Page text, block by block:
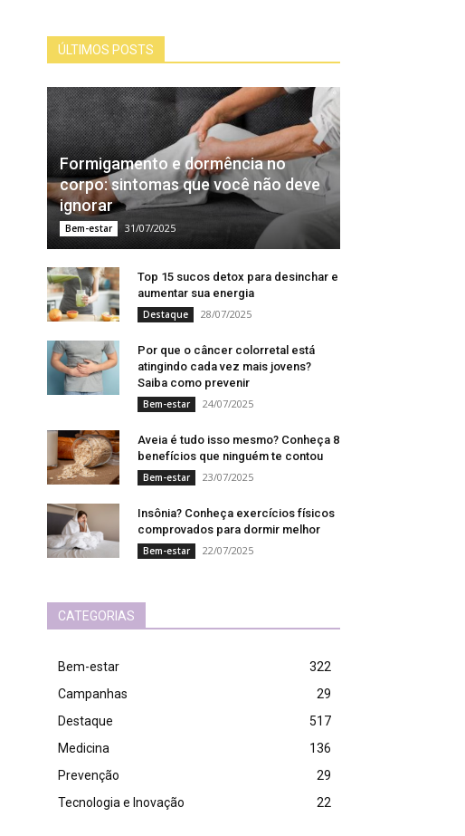
ÚLTIMOS POSTS
Formigamento e dormência no
corpo: sintomas que você não deve
ignorar
Bem-estar 31/07/2025
Top 15 sucos detox para desinchar e
aumentar sua energia
Destaque 28/07/2025
Por que o câncer colorretal está
atingindo cada vez mais jovens?
Saiba como prevenir
Bem-estar 24/07/2025
Aveia é tudo isso mesmo? Conheça 8
benefícios que ninguém te contou
Bem-estar 23/07/2025
Insônia? Conheça exercícios físicos
comprovados para dormir melhor
Bem-estar 22/07/2025
CATEGORIAS
Bem-estar
322
Campanhas
29
Destaque
517
Medicina
136
Prevenção
29
Tecnologia e Inovação
22